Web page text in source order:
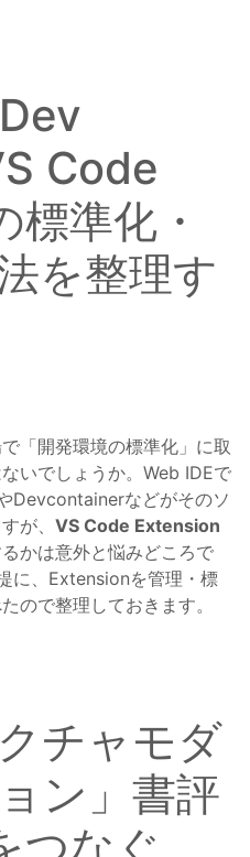
Code
準化・
を整理す
「開発環境の標準化」に取
いでしょうか。Web IDEで
Devcontainerなどがそのソ
が、 VS Code Extension
かは意外と悩みどころで
に、Extensionを管理・標
ので整理しておきます。
チャモダ
ン」書評